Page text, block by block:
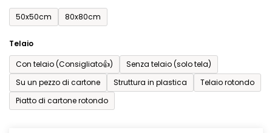
50x50cm
80x80cm
Telaio
Con telaio (Consigliato👍)
Senza telaio (solo tela)
Su un pezzo di cartone
Struttura in plastica
Telaio rotondo
Piatto di cartone rotondo